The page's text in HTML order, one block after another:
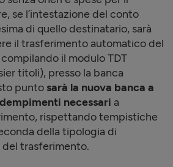
se l’intestazione del conto
di quello destinatario, sarà
il trasferimento automatico del
il modulo TDT
titoli), presso la banca
punto sarà la nuova banca a
necessari a
rispettando tempistiche
della tipologia di
trasferimento.